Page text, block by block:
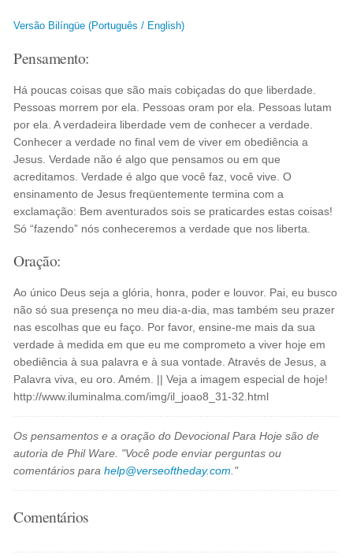
Versão Bilíngüe (Português / English)
Pensamento:
Há poucas coisas que são mais cobiçadas do que liberdade.
Pessoas morrem por ela. Pessoas oram por ela. Pessoas lutam
por ela. A verdadeira liberdade vem de conhecer a verdade.
Conhecer a verdade no final vem de viver em obediência a
Jesus. Verdade não é algo que pensamos ou em que
acreditamos. Verdade é algo que você faz, você vive. O
ensinamento de Jesus freqüentemente termina com a
exclamação: Bem aventurados sois se praticardes estas coisas!
Só “fazendo” nós conheceremos a verdade que nos liberta.
Oração:
Ao único Deus seja a glória, honra, poder e louvor. Pai, eu busco
não só sua presença no meu dia-a-dia, mas também seu prazer
nas escolhas que eu faço. Por favor, ensine-me mais da sua
verdade à medida em que eu me comprometo a viver hoje em
obediência à sua palavra e à sua vontade. Através de Jesus, a
Palavra viva, eu oro. Amém. || Veja a imagem especial de hoje!
http://www.iluminalma.com/img/il_joao8_31-32.html
Os pensamentos e a oração do Devocional Para Hoje são de
autoria de Phil Ware. "Você pode enviar perguntas ou
comentários parahelp@verseoftheday.com ."
Comentários